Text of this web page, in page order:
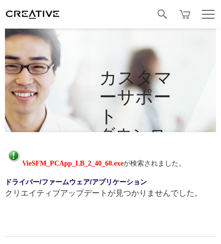
カスタマ
ーサポー
ト
ダウンロ
VieSFM_PCApp_LB_2_40_60.exeが検索されました。
ドライバー/ファームウェア/アプリケーション
クリエイティブアップデートが見つかりませんでした。
Facebook